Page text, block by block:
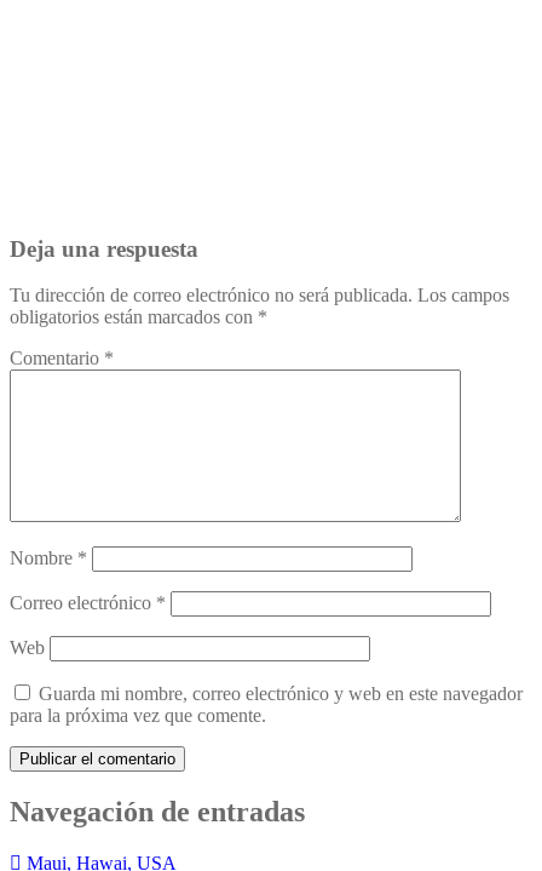
Deja una respuesta
Tu dirección de correo electrónico no será publicada. Los campos
obligatorios están marcados con *
Comentario *
Nombre *
Correo electrónico *
Web
Guarda mi nombre, correo electrónico y web en este navegador
para la próxima vez que comente.
Navegación de entradas
Maui, Hawai, USA